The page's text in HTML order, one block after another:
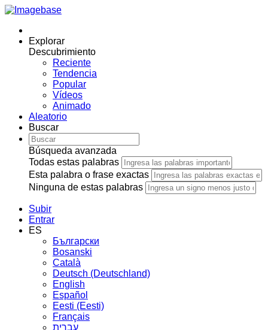
Explorar
Descubrimiento
Reciente
Tendencia
Popular
Vídeos
Animado
Aleatorio
Buscar
Búsqueda avanzada
Todas estas palabras
Esta palabra o frase exactas
Ninguna de estas palabras
Subir
Entrar
ES
Български
Bosanski
Сatalà
Deutsch (Deutschland)
English
Español
Eesti (Eesti)
Français
עברית